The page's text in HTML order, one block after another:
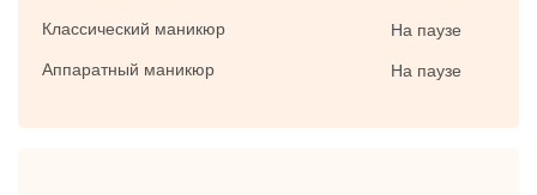
Классический маникюр На паузе
Аппаратный маникюр На паузе